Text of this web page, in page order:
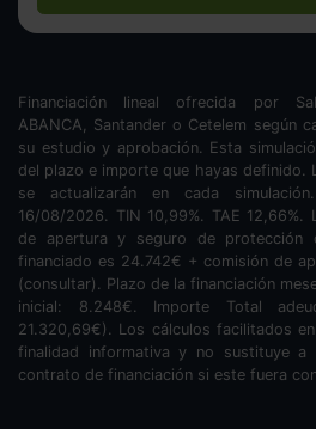
Financiación lineal ofrecida por
ABANCA, Santander o Cetelem según
su estudio y aprobación. Esta
del plazo e importe que hayas definido.
se actualizarán en cada
16/08/2026. TIN 10,99%. TAE 12,66%.
de apertura y seguro de
financiado es 24.742€ + comisión de
(consultar). Plazo de la financiación
inicial: 8.248€. Importe Total
21.320,69€). Los cálculos facilitados
finalidad informativa y no sustituye a
contrato de financiación si este fuera